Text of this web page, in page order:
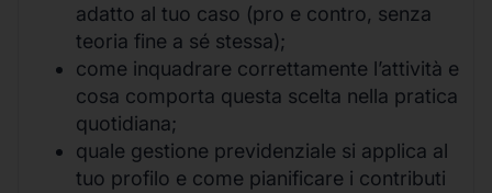
adatto al tuo caso (pro e contro, senza
teoria fine a sé stessa);
come inquadrare correttamente l’attività e
cosa comporta questa scelta nella pratica
quotidiana;
quale gestione previdenziale si applica al
tuo profilo e come pianificare i contributi